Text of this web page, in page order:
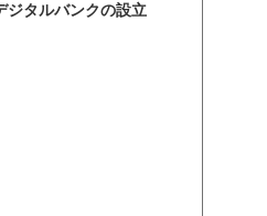
ジタルバンクの設立